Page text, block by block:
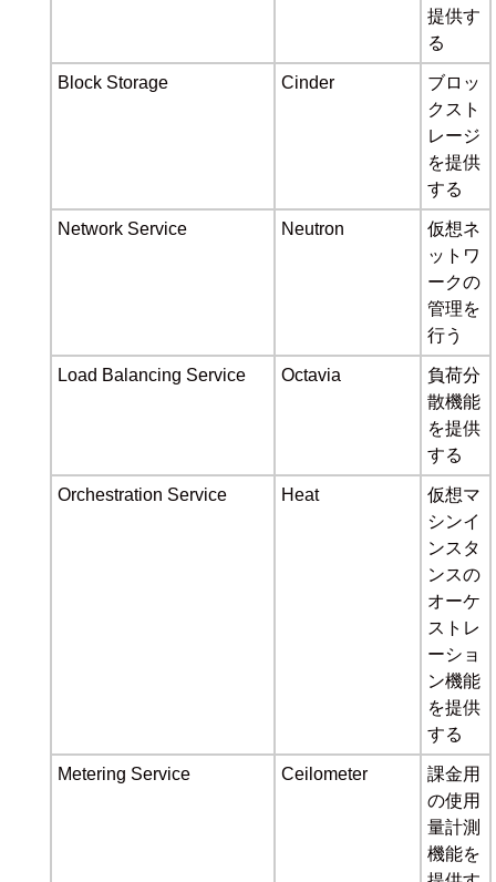
提供す
る
Block Storage Cinder
ブロッ
クスト
レージ
を提供
する
Network Service Neutron
仮想ネ
ットワ
ークの
管理を
行う
Load Balancing Service Octavia
負荷分
散機能
を提供
する
Orchestration Service Heat
仮想マ
シンイ
ンスタ
ンスの
オーケ
ストレ
ーショ
ン機能
を提供
する
Metering Service Ceilometer
課金用
の使用
量計測
機能を